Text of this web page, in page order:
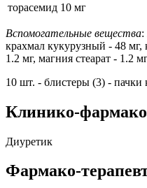
торасемид 10 мг
Вспомогательные вещества:
крахмал кукурузный - 48
1.2 мг, магния стеарат - 1.2
10 шт. - блистеры (3) - пачки
Клинико-
Диуретик
Фармако-